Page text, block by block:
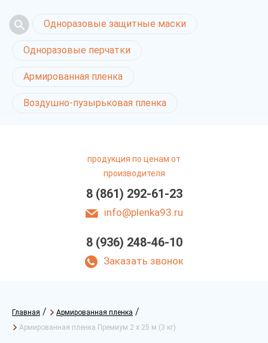
Одноразовые защитные маски
Одноразовые перчатки
Армированная пленка
Воздушно-пузырьковая пленка
продукция по ценам от
производителя
8 (861) 292-61-23
info@plenka93.ru
8 (936) 248-46-10
Заказать звонок
Главная / Армированная пленка /
Армированная пленка Премиум 2 х 25 м (3 кг)